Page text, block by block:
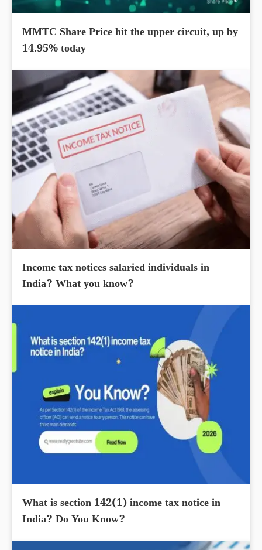
MMTC Share Price hit the upper circuit, up by
14.95% today
Income tax notices salaried individuals in
India? What you know?
What is section 142(1) income tax notice in
India? Do You Know?